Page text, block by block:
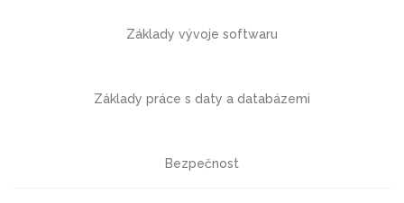
Základy vývoje softwaru
Základy práce s daty a databázemi
Bezpečnost